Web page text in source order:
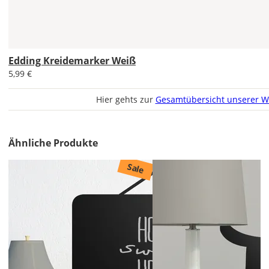
Sa., 15.08. -
Do., 20.08.
EU
AT
CH
Edding Kreidemarker Weiß
5,99 €
Hier gehts zur Gesamtübersicht unserer
Ähnliche Produkte
Sale